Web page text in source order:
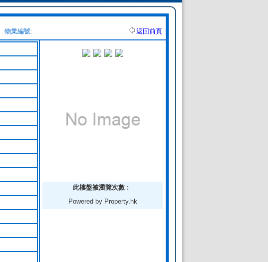
物業編號: 返回前頁
此樓盤被瀏覽次數 :
Powered by Property.hk